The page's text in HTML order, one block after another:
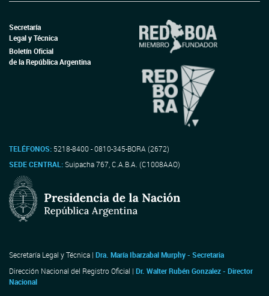
Secretaría
Legal y Técnica
Boletín Oficial
de la República Argentina
TELÉFONOS: 5218-8400 - 0810-345-BORA (2672)
SEDE CENTRAL:Suipacha 767, C.A.B.A. (C1008AAO)
Secretaría Legal y Técnica | Dra. María Ibarzabal Murphy - Secretaria
Dirección Nacional del Registro Oficial | Dr. Walter Rubén Gonzalez - Director
Nacional